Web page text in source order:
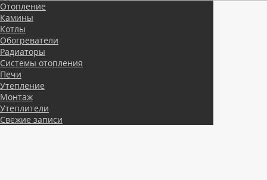
Отопление
Камины
Котлы
Обогреватели
Радиаторы
Системы отопления
Печи
Утепление
Монтаж
Утеплители
Свежие записи